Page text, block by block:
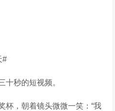
#
十秒的短视频。
杯，朝着镜头微微一笑：“我